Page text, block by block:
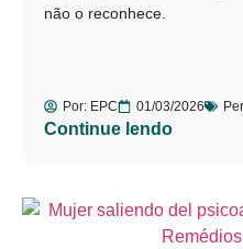
não o reconhece.
Por: EPC 01/03/2026
Continue lendo